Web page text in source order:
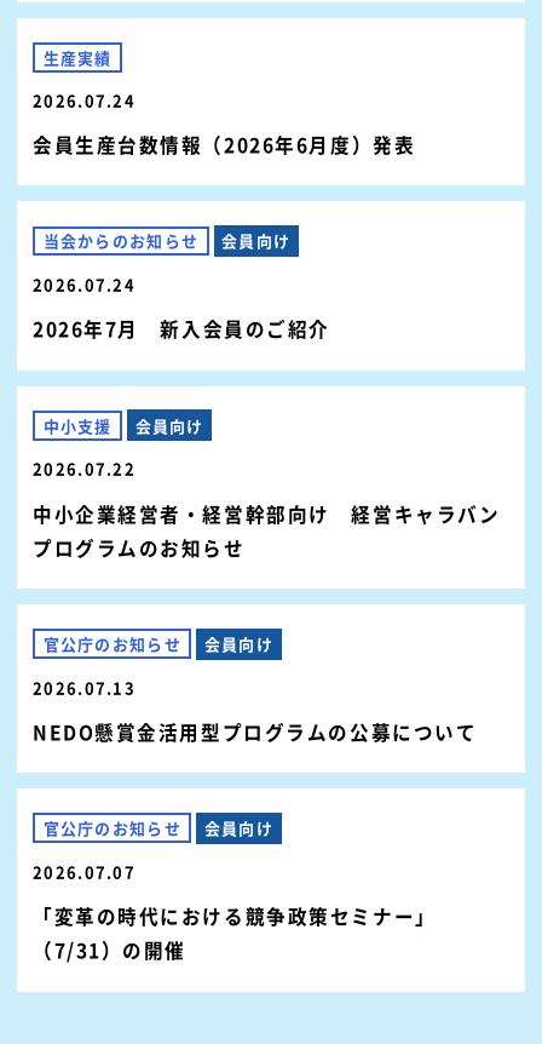
生産実績
2026.07.24
会員生産台数情報（2026年6月度）発表
当会からのお知らせ
会員向け
2026.07.24
2026年7月 新入会員のご紹介
中小支援
会員向け
2026.07.22
中小企業経営者・経営幹部向け 経営キャラバン
プログラムのお知らせ
官公庁のお知らせ
会員向け
2026.07.13
NEDO懸賞金活用型プログラムの公募について
官公庁のお知らせ
会員向け
2026.07.07
「変革の時代における競争政策セミナー」
（7/31）の開催